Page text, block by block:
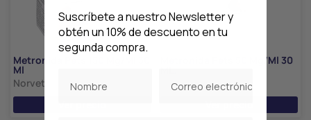
Metronida Pets 150 Mg/Ml 30
Ml
Norvet
Metronida Pets 50 Mg/Ml 30
Norvet
Suscríbete a nuestro Newsletter y
obtén un 10% de descuento en tu
segunda compra.